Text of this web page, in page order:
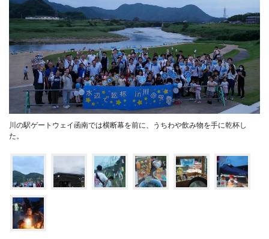
川の駅ゲートウェイ函南では横断幕を前に、うちわや飲み物を手に乾杯し
た。